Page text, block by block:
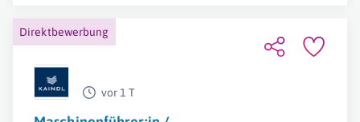
Direktbewerbung
vor 1 T